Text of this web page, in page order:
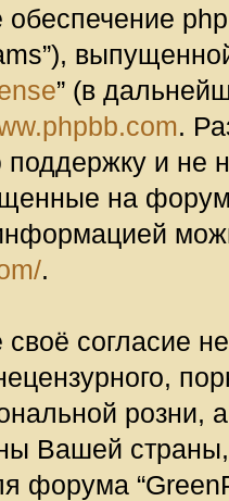
обеспечение
” (в
.
и не
на
.
согласие
розни,
Вашей страны,
форума